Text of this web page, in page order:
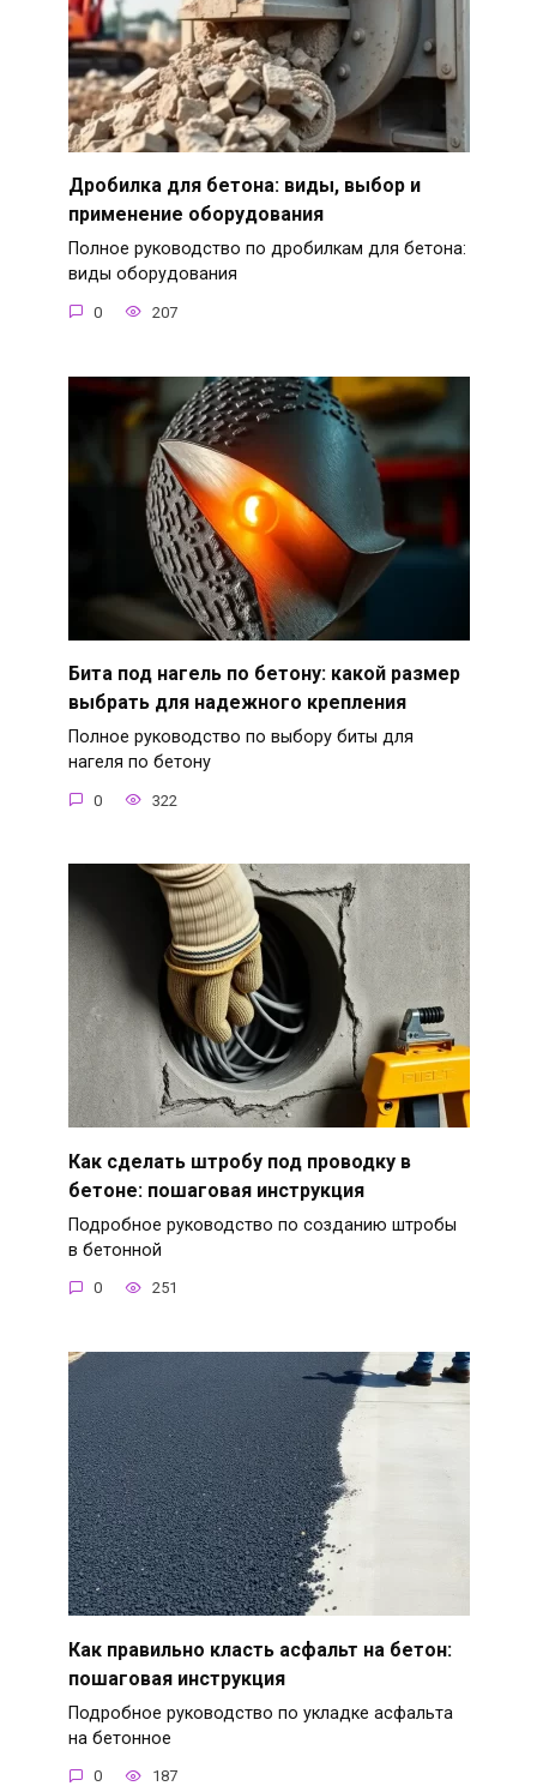
Дробилка для бетона: виды, выбор и
применение оборудования
Полное руководство по дробилкам для бетона:
виды оборудования
0 207
Бита под нагель по бетону: какой размер
выбрать для надежного крепления
Полное руководство по выбору биты для
нагеля по бетону
0 322
Как сделать штробу под проводку в
бетоне: пошаговая инструкция
Подробное руководство по созданию штробы
в бетонной
0 251
Как правильно класть асфальт на бетон:
пошаговая инструкция
Подробное руководство по укладке асфальта
на бетонное
0 187